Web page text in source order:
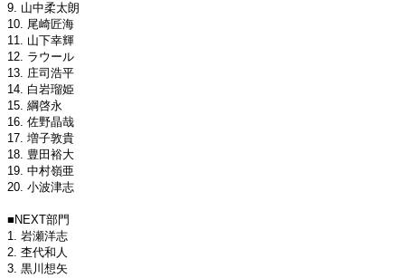
9. 山中柔太朗
10. 尾崎匠海
11. 山下幸輝
12. ラウール
13. 庄司浩平
14. 白岩瑠姫
15. 綱啓永
16. 佐野晶哉
17. 増子敦貴
18. 豊田裕大
19. 中村嶺亜
20. 小波津志
■NEXT部門
1. 岩瀬洋志
2. 杢代和人
3. 黒川想矢